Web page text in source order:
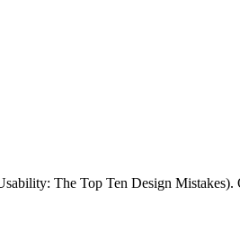
The Top Ten Design